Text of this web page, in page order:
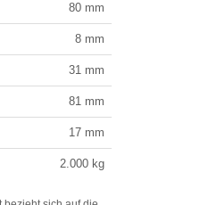
80mm
8mm
31mm
81mm
17mm
2.000kg